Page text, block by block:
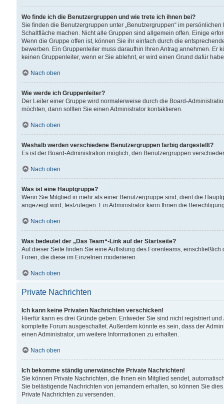
Wo finde ich die Benutzergruppen und wie trete ich ihnen bei?
Sie finden die Benutzergruppen unter „Benutzergruppen“ im
Schaltfläche machen. Nicht alle Gruppen sind allgemein offen. Einige
Wenn die Gruppe offen ist, können Sie ihr einfach durch die
bewerben. Ein Gruppenleiter muss daraufhin Ihren Antrag annehmen.
keinen Gruppenleiter, wenn er Sie ablehnt, er wird einen Grund dafür
Nach oben
Wie werde ich Gruppenleiter?
Der Leiter einer Gruppe wird normalerweise durch die Board-
möchten, dann sollten Sie einen Administrator kontaktieren.
Nach oben
Weshalb werden verschiedene Benutzergruppen farbig dargestellt?
Es ist der Board-Administration möglich, den Benutzergruppen
Nach oben
Was ist eine Hauptgruppe?
Wenn Sie Mitglied in mehr als einer Benutzergruppe sind, dient die
angezeigt wird, festzulegen. Ein Administrator kann Ihnen die
Nach oben
Was bedeutet der „Das Team“-Link auf der Startseite?
Auf dieser Seite finden Sie eine Auflistung des Forenteams,
Foren, die diese im Einzelnen moderieren.
Nach oben
Private Nachrichten
Ich kann keine Privaten Nachrichten verschicken!
Hierfür kann es drei Gründe geben: Entweder Sie sind nicht registriert
komplette Forum ausgeschaltet. Außerdem könnte es sein, dass der
einen Administrator, um weitere Informationen zu erhalten.
Nach oben
Ich bekomme ständig unerwünschte Private Nachrichten!
Sie können Private Nachrichten, die Ihnen ein Mitglied sendet,
Sie belästigende Nachrichten von jemandem erhalten, so können Sie
Private Nachrichten zu versenden.